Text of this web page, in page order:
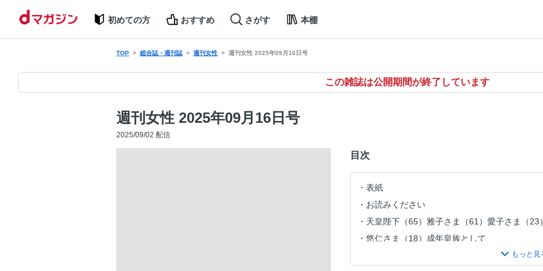
初めての方 おすすめ さがす 本棚
TOP 総合誌・週刊誌 週刊女性 週刊女性 2025年09月16日号
この雑誌は公開期間が終了しています
週刊女性 2025年09月16日号
2025/09/02 配信
目次
表紙
お読みください
天皇陛下（65）雅子さま（61）愛子さま（
悠仁さま（18）成年皇族として
〈特写〉上田竜也（41）「極力、海ロケは断
ディナーのあとで」